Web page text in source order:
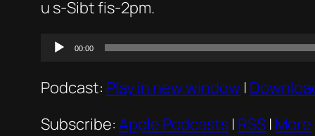
u s-Sibt fis-2pm.
Audio00:00
Podcast: Play in new window |
Subscribe: Apple Podcasts | RSS | More